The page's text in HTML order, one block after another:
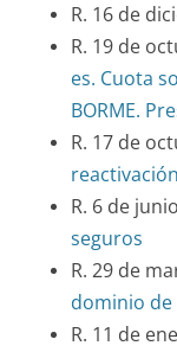
R. 16 de
R. 19 de
es. Cuota
BORME.
R. 17 de
R. 6 de
seguros
R. 29 de
dominio de
R. 11 de